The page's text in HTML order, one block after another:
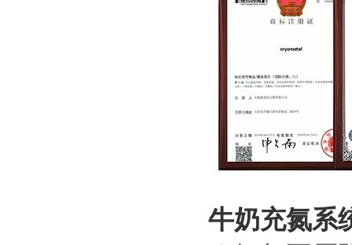
牛奶充氮系